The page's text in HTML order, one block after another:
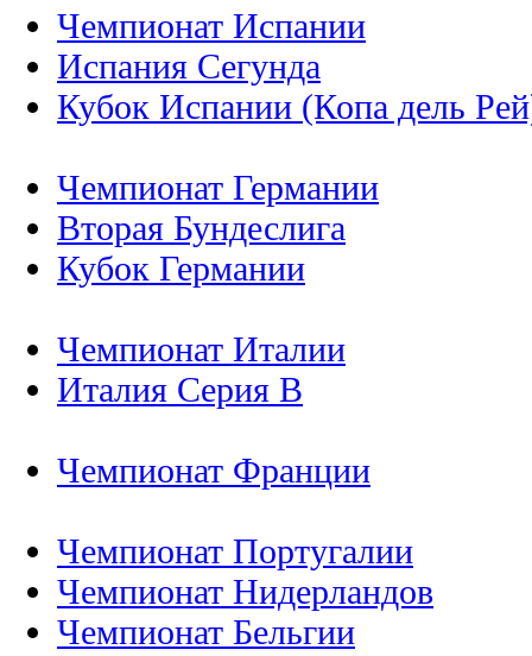
Чемпионат Испании
Испания Сегунда
Кубок Испании (Копа дель
Чемпионат Германии
Вторая Бундеслига
Кубок Германии
Чемпионат Италии
Италия Серия B
Чемпионат Франции
Чемпионат Португалии
Чемпионат Нидерландов
Чемпионат Бельгии